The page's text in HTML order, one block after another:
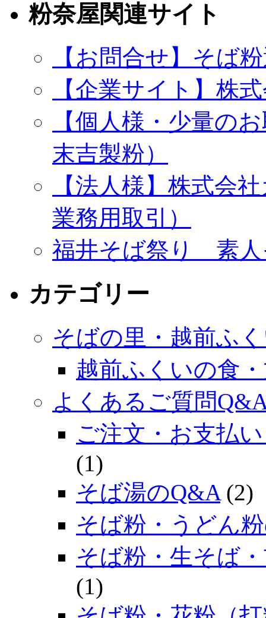
粉奈屋関連サイト
【お問合せ】そば
【企業サイト】株
【個人様・少量の
末吉製粉）
【法人様】株式会
業務用取引）
福井そば祭り 素人
カテゴリー
そばの里・越前ふ
越前ふくいの食
よくあるご質問
ご注文・お支払
(1)
そば湯のQ&A (2)
そば粉・うどん
そば粉・生そば
(1)